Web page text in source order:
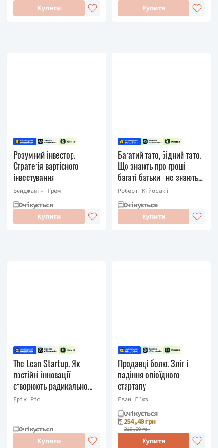
Купити
Купити
Розумний інвестор.
Стратегія вартісного
інвестування
Бенджамін Ґрем
Очікується
Купити
Багатий тато, бідний тато.
Що знають про гроші
багаті батьки і не знають
бідні
Роберт Кійосакі
Очікується
Купити
The Lean Startup. Як
постійні інновації
створюють радикально
успішний бізнес
Ерік Ріс
Очікується
Купити
Продавці болю. Зліт і
падіння опіоїдного
стартапу
Еван Г’юз
Очікується
254,40 грн
318,00 грн
Купити